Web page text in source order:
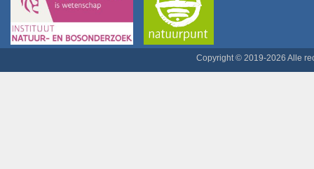
Copyright © 2019-2026 Alle